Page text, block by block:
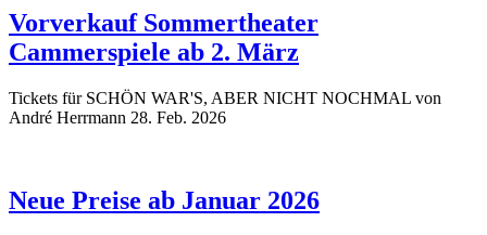
Vorverkauf Sommertheater
Cammerspiele ab 2. März
Tickets für SCHÖN WAR'S, ABER NICHT NOCHMAL von
André Herrmann 28. Feb. 2026
Neue Preise ab Januar 2026